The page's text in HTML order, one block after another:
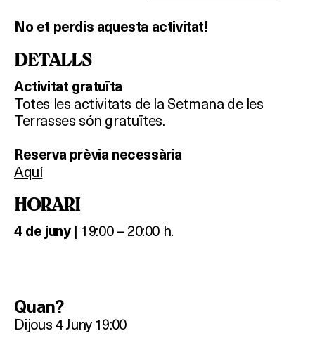
No et perdis aquesta activitat!
DETALLS
Activitat gratuïta
Totes les activitats de la Setmana de les
Terrasses són gratuïtes.
Reserva prèvia necessària
Aquí
HORARI
4 de juny | 19:00 – 20:00 h.
Quan?
Dijous 4 Juny 19:00